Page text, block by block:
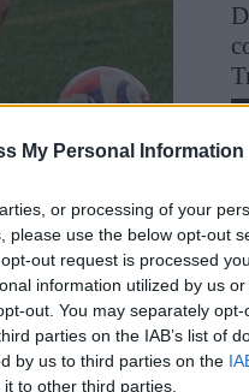
My Personal Information
or processing of your
please use the below opt-out
out request is processed
information utilized by us
out. You may separately
parties on the IAB’s list of
by us to third parties on the
to other third parties.
que se impôs por
o marcador após